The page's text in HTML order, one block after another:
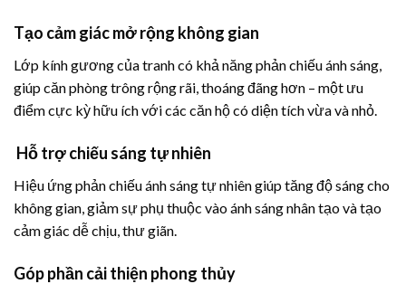
Tạo cảm giác mở rộng không gian
Lớp kính gương của tranh có khả năng phản chiếu ánh sáng,
giúp căn phòng trông rộng rãi, thoáng đãng hơn – một ưu
điểm cực kỳ hữu ích với các căn hộ có diện tích vừa và nhỏ.
Hỗ trợ chiếu sáng tự nhiên
Hiệu ứng phản chiếu ánh sáng tự nhiên giúp tăng độ sáng cho
không gian, giảm sự phụ thuộc vào ánh sáng nhân tạo và tạo
cảm giác dễ chịu, thư giãn.
Góp phần cải thiện phong thủy